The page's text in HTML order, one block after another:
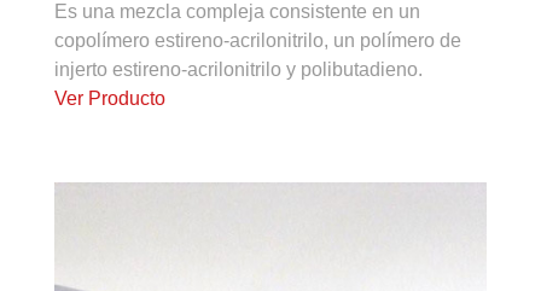
Es una mezcla compleja consistente en un
copolímero estireno-acrilonitrilo, un polímero de
injerto estireno-acrilonitrilo y polibutadieno.
Ver Producto